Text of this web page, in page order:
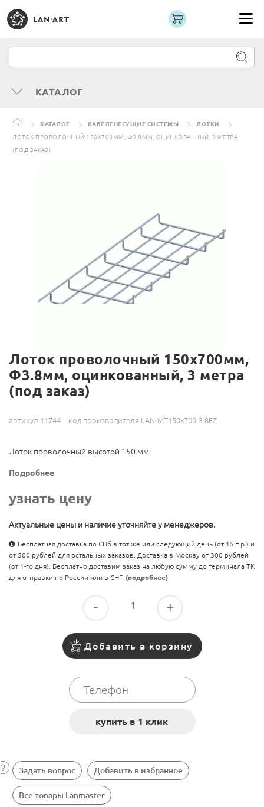
КАТАЛОГ
КАТАЛОГ КАБЕЛЕНЕСУЩИЕ СИСТЕМЫ
ЛОТКИ
ЛОТОК ПРОВОЛОЧНЫЙ 150Х700ММ, Ф3.8ММ, ОЦИНКОВАННЫЙ, 3 МЕТРА
(ПОД ЗАКАЗ)
Лоток проволочный 150х700мм,
Ф3.8мм, оцинкованный, 3 метра
(под заказ)
артикул 11744 код производителя LAN-MT150x700-3.8EZ
Лоток проволочный высотой 150 мм
Подробнее
узнать цену
Актуальные цены и наличие уточняйте у менеджеров.
Бесплатная доставка по СПб в тот же или следующий день (от 15 т.р.) и
от 500 рублей для остальных заказов. Доставка в Москву от 300 рублей
(от 1-го дня). Бесплатно доставим заказ на любую сумму до терминала ТК
для отправки по России или в СНГ. (подробнее)
- +
Добавить в корзину
Задать вопрос Добавить в избранное
Все товары Lanmaster